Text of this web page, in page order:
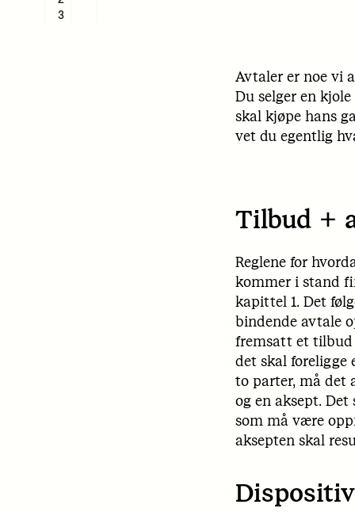
3
Avtaler er noe vi
Du selger en
skal kjøpe hans
vet du egentlig
Tilbud +
Reglene for
kommer i stand
kapittel 1. Det
bindende avtale
fremsatt et tilbud
det skal foreligge
to parter, må det
og en aksept.
som må være
aksepten skal